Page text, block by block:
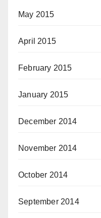
May 2015
April 2015
February 2015
January 2015
December 2014
November 2014
October 2014
September 2014